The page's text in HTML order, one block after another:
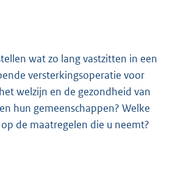
wat zo lang vastzitten in een
versterkingsoperatie voor
welzijn en de gezondheid van
hun gemeenschappen? Welke
de maatregelen die u neemt?